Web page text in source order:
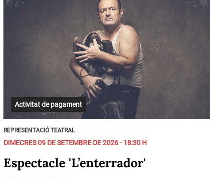
Activitat de pagament
REPRESENTACIÓ TEATRAL
DIMECRES 09 DE SETEMBRE DE 2026 - 18:30 H
Espectacle 'L’enterrador'